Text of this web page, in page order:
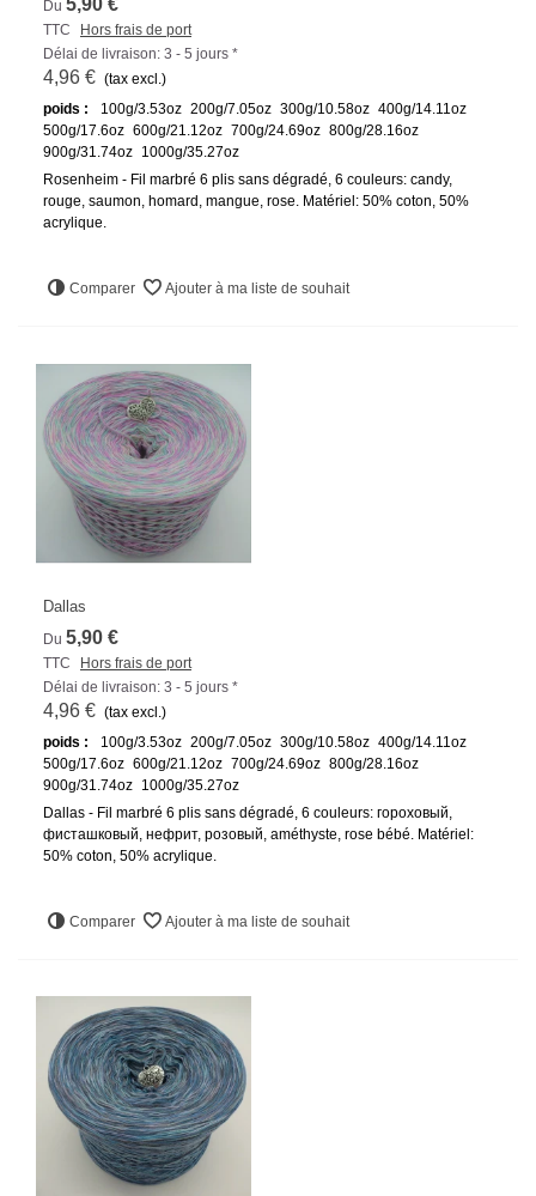
Du
TTC
Hors frais de port
Délai de livraison: 3 - 5 jours *
4,96 € (tax excl.)
poids :
100g/3.53oz 200g/7.05oz 300g/10.58oz 400g/14.11oz
500g/17.6oz 600g/21.12oz 700g/24.69oz 800g/28.16oz
900g/31.74oz 1000g/35.27oz
Rosenheim - Fil marbré 6 plis sans dégradé, 6 couleurs: candy,
rouge, saumon, homard, mangue, rose. Matériel: 50% coton, 50%
acrylique.
Comparer Ajouter à ma liste de souhait
Dallas
Du 5,90 €
TTC
Hors frais de port
Délai de livraison: 3 - 5 jours *
4,96 € (tax excl.)
poids :
100g/3.53oz 200g/7.05oz 300g/10.58oz 400g/14.11oz
500g/17.6oz 600g/21.12oz 700g/24.69oz 800g/28.16oz
900g/31.74oz 1000g/35.27oz
Dallas - Fil marbré 6 plis sans dégradé, 6 couleurs: гороховый,
фисташковый, нефрит, розовый, améthyste, rose bébé. Matériel:
50% coton, 50% acrylique.
Comparer Ajouter à ma liste de souhait